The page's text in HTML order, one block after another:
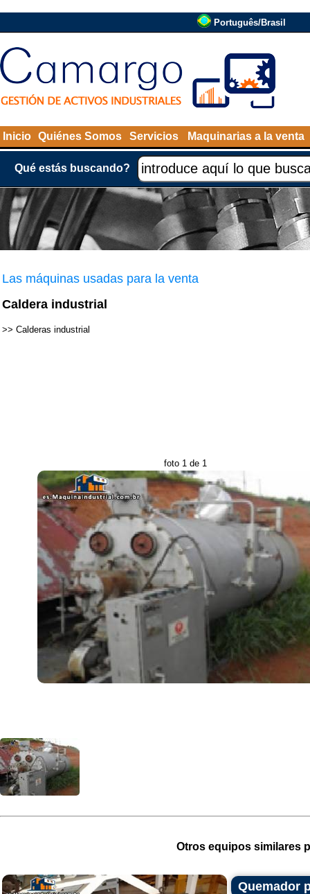
Português/Brasil
Inicio Quiénes Somos Servicios Maquinarias a la venta
Qué estás buscando?
Las máquinas usadas para la venta
Caldera industrial
>> Calderas industrial
foto 1 de 1
Otros equipos similares
Quemador